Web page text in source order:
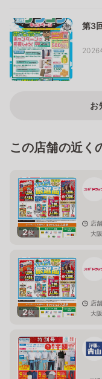
第3
2026
お
この店舗の近く
2枚
店
大
2枚
店
大